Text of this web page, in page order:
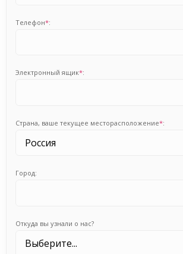
Телефон*:
Электронный ящик*:
Cтрана, ваше текущее месторасположение*:
Город:
Откуда вы узнали о нас?